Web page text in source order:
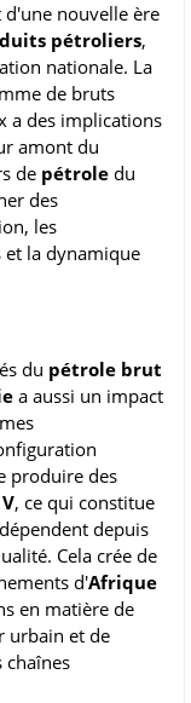
nouvelle ère
pétroliers,
nationale. La
de bruts
a des implications
amont du
de pétrole du
des
les
et la dynamique
du pétrole brut
a aussi un impact
produire des
, ce qui constitue
depuis
Cela crée de
d'Afrique
en matière de
urbain et de